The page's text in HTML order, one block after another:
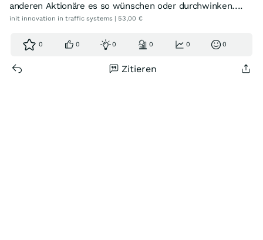
anderen Aktionäre es so wünschen oder durchwinken....
init innovation in traffic systems | 53,00 €
0 0 0 0 0 0
Zitieren